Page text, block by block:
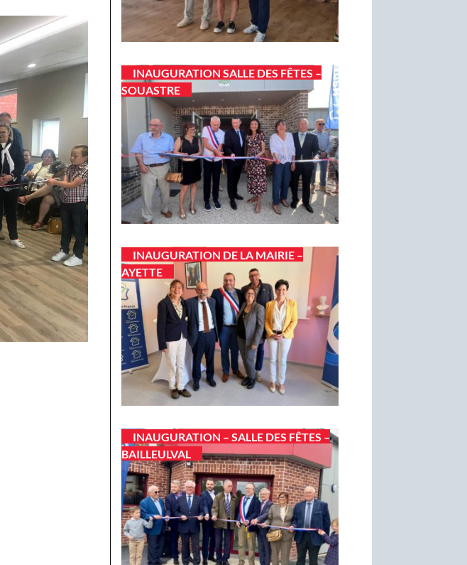
INAUGURATION SALLE DES FÊTES –
SOUASTRE
INAUGURATION DE LA MAIRIE –
AYETTE
INAUGURATION – SALLE DES FÊTES –
BAILLEULVAL